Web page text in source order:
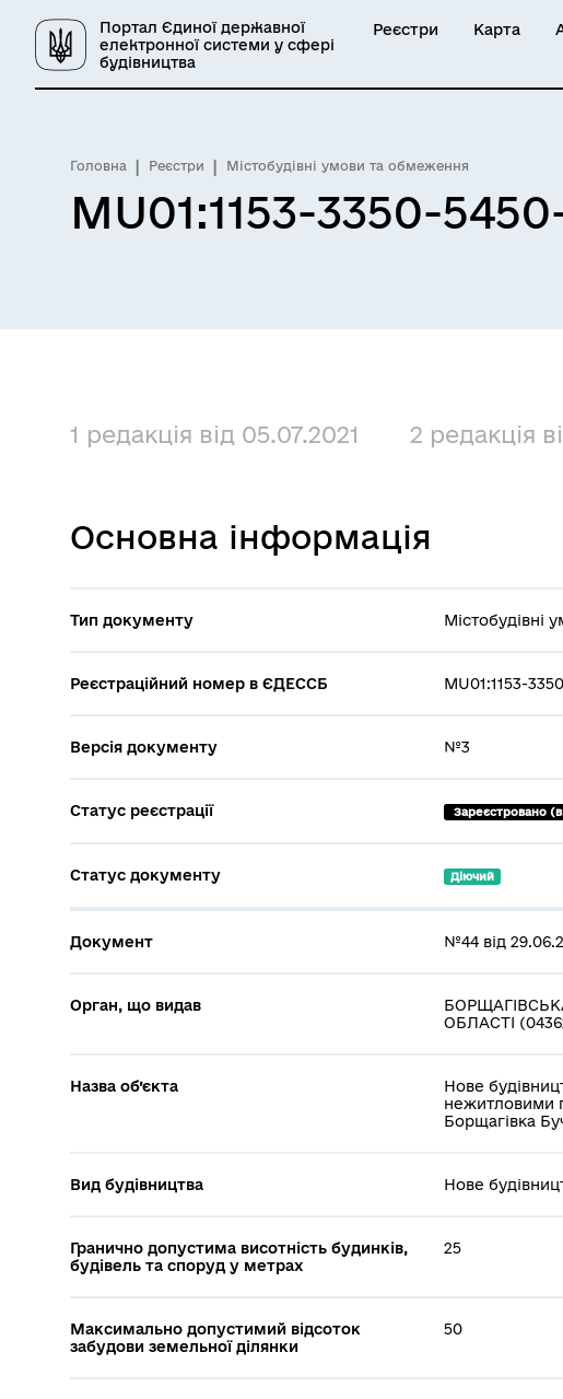
Портал Єдиної державної
електронної системи у сфері
будівництва
Реєстри Карта
Головна Реєстри Містобудівні умови та обмеження
MU01:1153-3350-
1 редакція від 05.07.2021 2 редакція
Основна інформація
Тип документу Містобудівні
Реєстраційний номер в ЄДЕССБ MU01:1153-
Версія документу №3
Статус реєстрації Зареєстровано
Статус документу Діючий
Документ №44 від
Орган, що видав
ОБЛАСТІ
Назва об’єкта
Нове
нежитловими
Борщагівка
Вид будівництва Нове
Гранично допустима висотність будинків,
будівель та споруд у метрах
25
Максимально допустимий відсоток
забудови земельної ділянки
50